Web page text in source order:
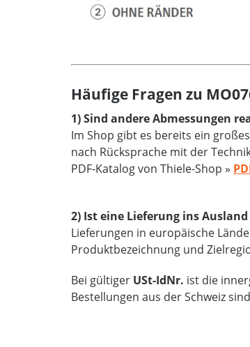
Häufige Fragen zu
1) Sind andere Abmessungen
Im Shop gibt es bereits ein
nach Rücksprache mit der
PDF-Katalog von Thiele-Shop »
2) Ist eine Lieferung ins
Lieferungen in europäische
Produktbezeichnung und
Bei gültiger USt-IdNr. ist die
Bestellungen aus der Schweiz